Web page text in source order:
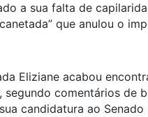
a sua falta de
que anulou o
Eliziane acabou
segundo comentários de
candidatura ao